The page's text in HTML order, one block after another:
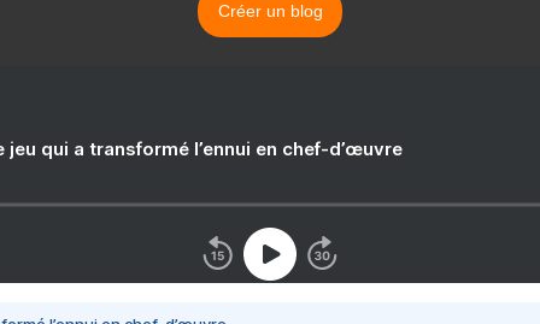
Créer un blog
jeu qui a transformé l’ennui en chef-d’œuvre